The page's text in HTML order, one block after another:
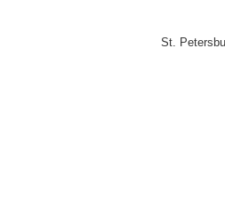
St.